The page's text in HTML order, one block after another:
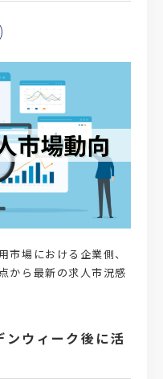
市場における企業側、
から最新の求人市況感
ウィーク後に活